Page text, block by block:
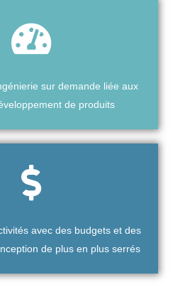
sur demande liée aux
de produits
avec des budgets et des
de plus en plus serrés